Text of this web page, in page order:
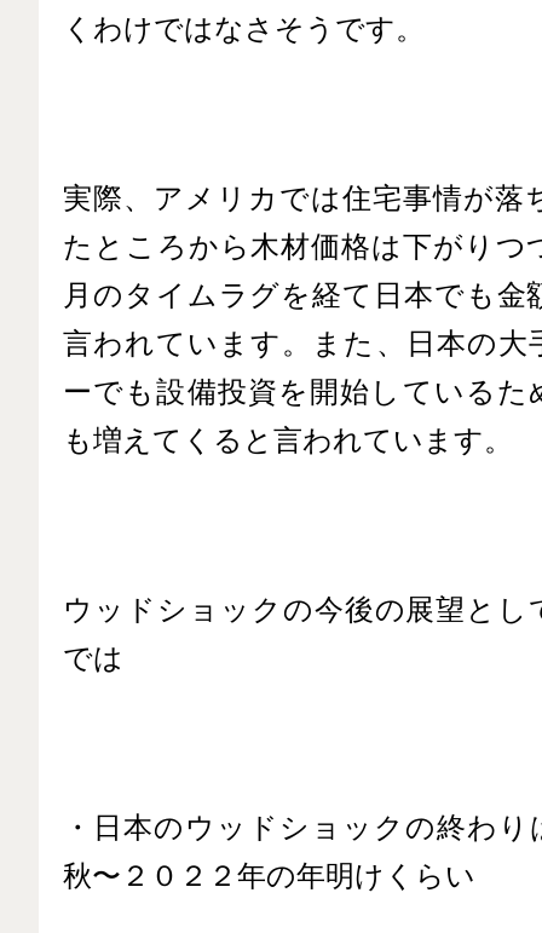
くわけではなさそうです。
実際、アメリカでは住宅事情が落
たところから木材価格は下がりつ
月のタイムラグを経て日本でも金
言われています。また、日本の大
ーでも設備投資を開始しているた
も増えてくると言われています。
ウッドショックの今後の展望とし
では
・日本のウッドショックの終わり
秋〜２０２２年の年明けくらい